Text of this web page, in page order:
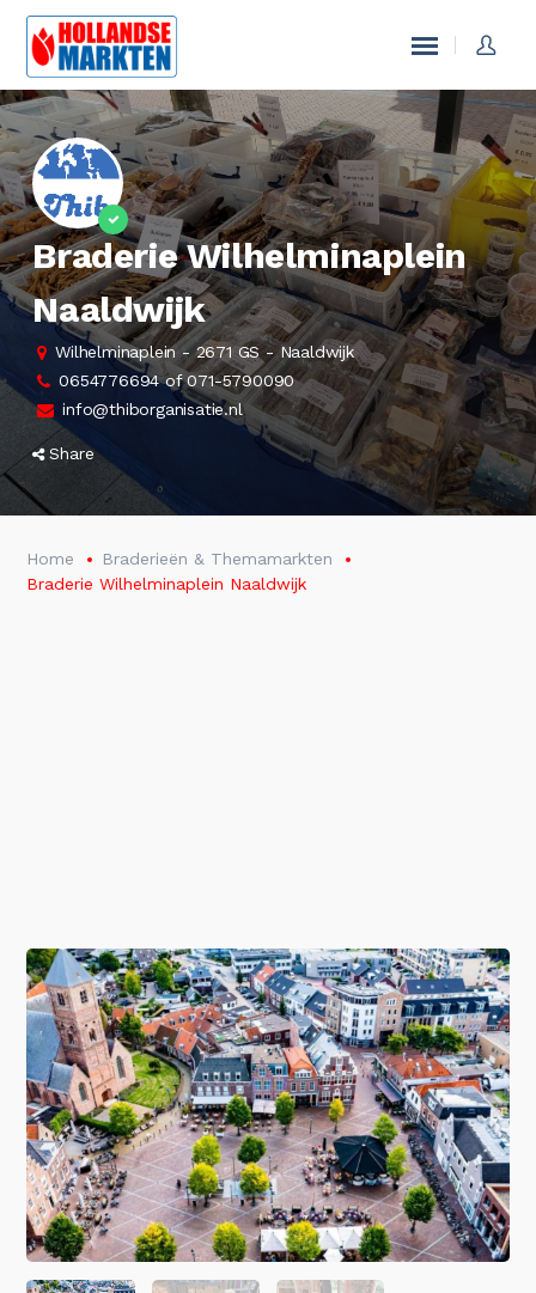
Braderie Wilhelminaplein
Naaldwijk
Wilhelminaplein - 2671 GS - Naaldwijk
0654776694 of 071-5790090
info@thiborganisatie.nl
Share
Home
Braderieën & Themamarkten
Braderie Wilhelminaplein Naaldwijk